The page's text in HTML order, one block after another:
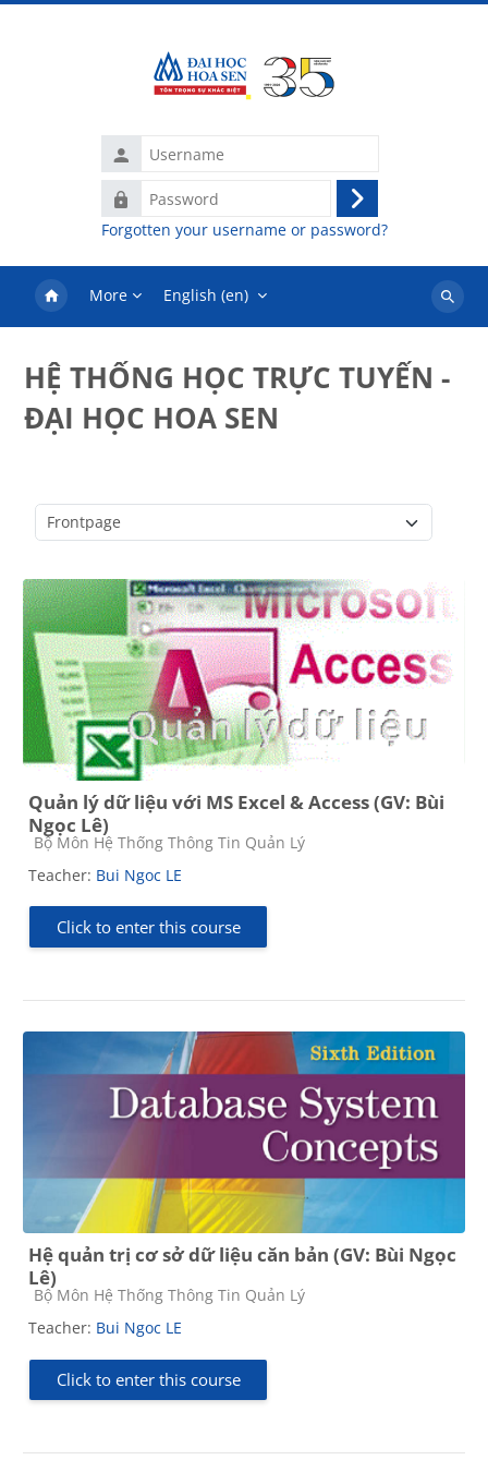
Username
Password
Log
in
Forgotten your username or password?
More English ‎(en)‎
Search
HỆ THỐNG HỌC TRỰC TUYẾN -
ĐẠI HỌC HOA SEN
Quản lý dữ liệu với MS Excel & Access (GV: Bùi
Ngọc Lê)
Course category
Bộ Môn Hệ Thống Thông Tin Quản Lý
Teacher: Bui Ngoc LE
Click to enter this course
Hệ quản trị cơ sở dữ liệu căn bản (GV: Bùi Ngọc
Lê)
Course category
Bộ Môn Hệ Thống Thông Tin Quản Lý
Teacher: Bui Ngoc LE
Click to enter this course